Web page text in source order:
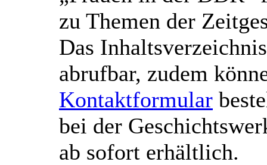
zu Themen der
Das
abrufbar, zudem
Kontaktformular
bei der
ab sofort erhältlich.